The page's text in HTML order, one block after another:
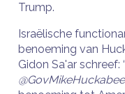
Trump.
Israëlische
benoeming van
Gidon Sa'ar schreef:
@GovMikeHuckabee